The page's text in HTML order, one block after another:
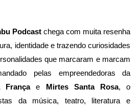
Podcast chega com muita resenha
identidade e trazendo curiosidades
que marcaram e marcam
pelas empreendedoras da
França e Mirtes Santa Rosa, o
da música, teatro, literatura e